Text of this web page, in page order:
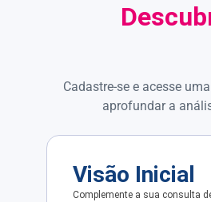
Cadastre-se e acesse
aprofundar a
Visão Inicial
Complemente a sua consulta